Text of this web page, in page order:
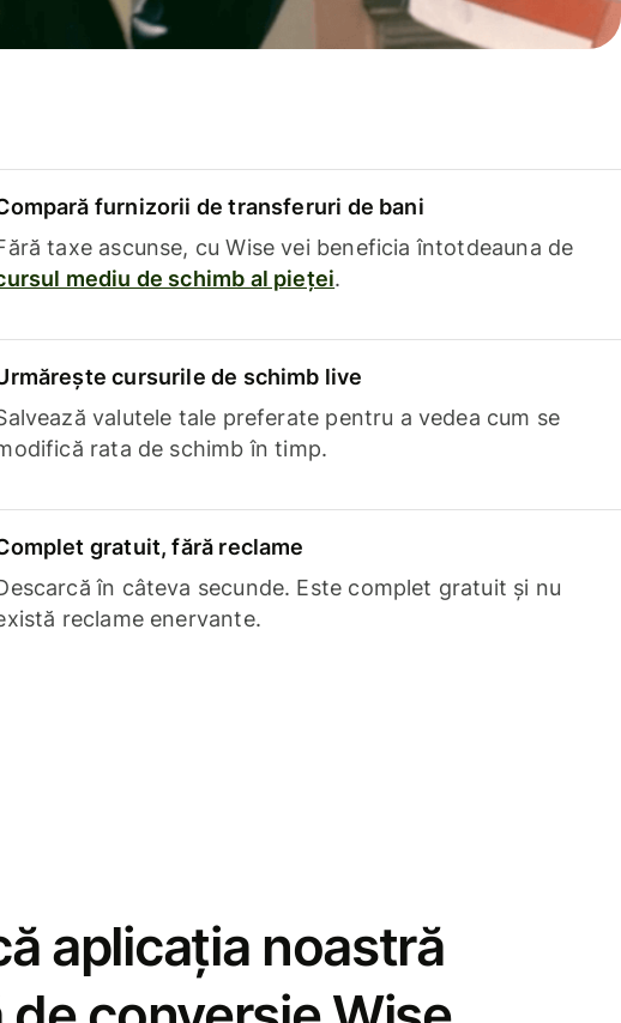
furnizorii de transferuri de bani
taxe ascunse, cu Wise vei beneficia întotdeauna de
mediu de schimb al pieței.
cursurile de schimb live
valutele tale preferate pentru a vedea cum se
rata de schimb în timp.
gratuit, fără reclame
în câteva secunde. Este complet gratuit și nu
reclame enervante.
aplicația noastră